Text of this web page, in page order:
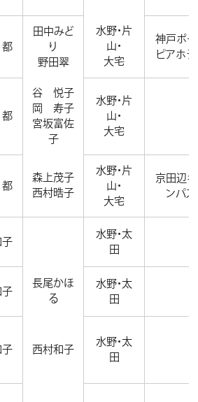
田中みど
り
野田翠
水野・片
山・
大宅
神戸ポー
ピアホ
谷 悦子
岡 寿子
宮坂富佐
子
水野・片
山・
大宅
森上茂子
西村晧子
水野・片
山・
大宅
京田辺キ
ンパス
子
水野・太
田
子
長尾かほ
る
水野・太
田
子 西村和子
水野・太
田